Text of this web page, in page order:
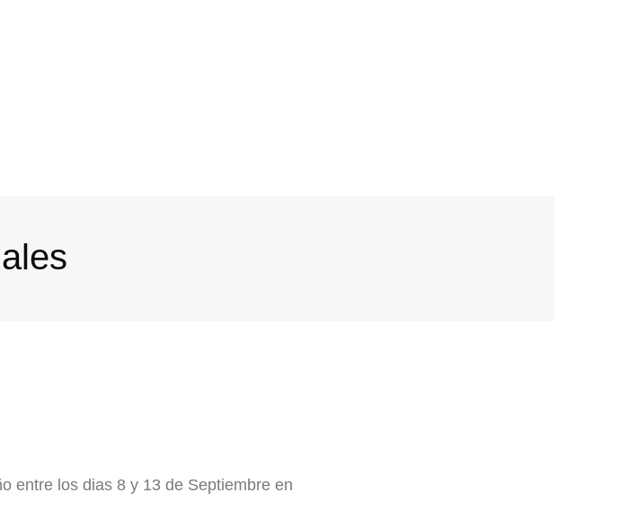
entre los dias 8 y 13 de Septiembre en